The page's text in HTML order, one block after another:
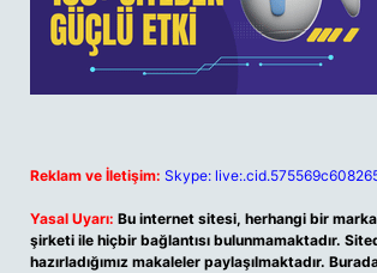
Reklam ve İletişim: Skype:
Yasal Uyarı: Bu internet sitesi, herhangi bir
şirketi ile hiçbir bağlantısı bulunmamaktadır.
hazırladığımız makaleler paylaşılmaktadır.